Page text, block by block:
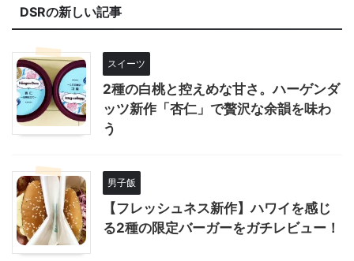
DSRの新しい記事
スイーツ
2種の白桃と控えめな甘さ。ハーゲンダ
ッツ新作「杏仁」で贅沢な余韻を味わ
う
男子飯
【フレッシュネス新作】ハワイを感じ
る2種の限定バーガーをガチレビュー！